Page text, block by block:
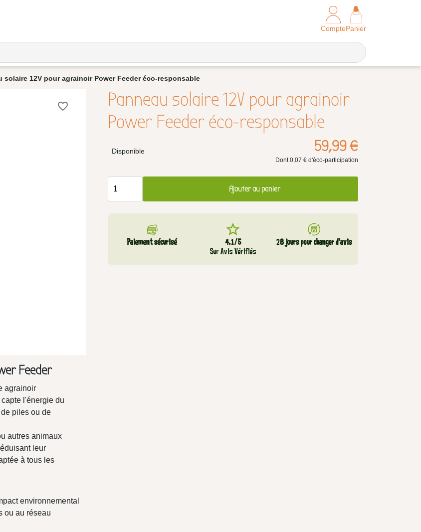
ComptePanier
solaire 12V pour agrainoir Power Feeder éco-responsable
favorite_border
Panneau solaire 12V pour agrainoir
Power Feeder éco-responsable
Disponible 59,99 €
Dont 0,07 € d'éco-participation
Ajouter au panier
Paiement sécurisé
4,1/5
Sur Avis Vérifiés
28 jours pour changer d’avis
Feeder
agrainoir
l'énergie du
piles ou de
autres animaux
leur
à tous les
environnemental
ou au réseau